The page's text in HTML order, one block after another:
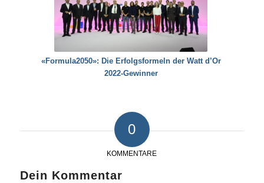
«Formula2050»: Die Erfolgsformeln der Watt d’Or
2022-Gewinner
0
KOMMENTARE
Dein Kommentar